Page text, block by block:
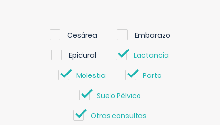
Cesárea Embarazo
Epidural Lactancia
Molestia Parto
Suelo Pélvico
Otras consultas